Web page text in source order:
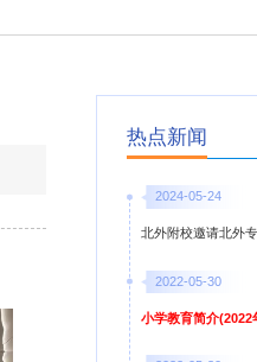
热点新闻
2024-05-24
北外附校邀请北外
2022-05-30
小学教育简介(2022